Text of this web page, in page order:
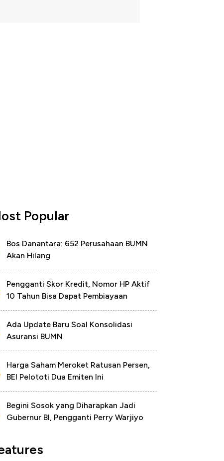
Popular
Bos Danantara: 652 Perusahaan BUMN
Akan Hilang
Pengganti Skor Kredit, Nomor HP Aktif
10 Tahun Bisa Dapat Pembiayaan
Ada Update Baru Soal Konsolidasi
Asuransi BUMN
Harga Saham Meroket Ratusan Persen,
BEI Pelototi Dua Emiten Ini
Begini Sosok yang Diharapkan Jadi
Gubernur BI, Pengganti Perry Warjiyo